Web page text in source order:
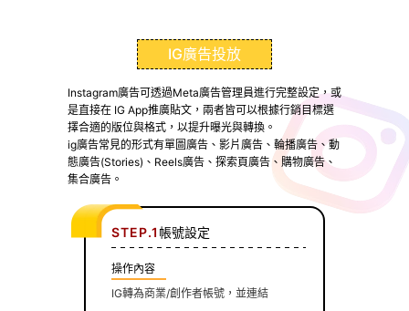
IG廣告投放
Instagram廣告可透過Meta廣告管理員進行完整設定，或
是直接在 IG App推廣貼文，兩者皆可以根據行銷目標選
擇合適的版位與格式，以提升曝光與轉換。
ig廣告常見的形式有單圖廣告、影片廣告、輪播廣告、動
態廣告(Stories)、Reels廣告、探索頁廣告、購物廣告、
集合廣告。
STEP.1 帳號設定
操作內容
IG轉為商業/創作者帳號，並連結